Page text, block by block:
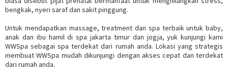
bengkak, nyeri saraf dan sakit pinggung.
Untuk mendapatkan massage, treatment dan spa terbaik untuk baby,
anak dan ibu hamil di spa jakarta timur dan jogja, yuk kunjungi kami
WWSpa sebagai spa terdekat dari rumah anda. Lokasi yang strategis
membuat WWSpa mudah dikunjungi dengan akses cepat dan terdekat
dari rumah anda.